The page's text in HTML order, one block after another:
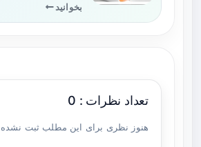
بخوانید
تعداد نظرات : 0
هنوز نظری برای این مطلب ثبت